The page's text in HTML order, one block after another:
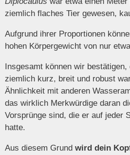
ziemlich flaches Tier gewesen,
Aufgrund ihrer Proportionen
hohen Körpergewicht von nur
Insgesamt können wir
ziemlich kurz, breit und robust
Ähnlichkeit mit anderen
das wirklich Merkwürdige daran
Vorsprünge sind, die er auf jeder
hatte.
Aus diesem Grund wird dein